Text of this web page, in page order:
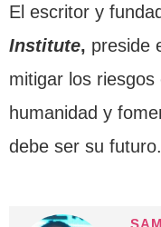
El escritor y
Institute, preside
mitigar los
humanidad y
debe ser su futuro.